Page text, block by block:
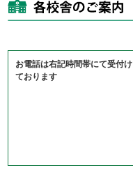
お電話は右記時間帯にて受付け
ております